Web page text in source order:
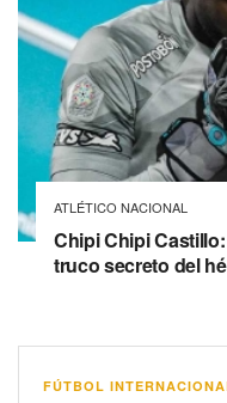
ATLÉTICO NACIONAL
Chipi Chipi
truco secreto del
FÚTBOL